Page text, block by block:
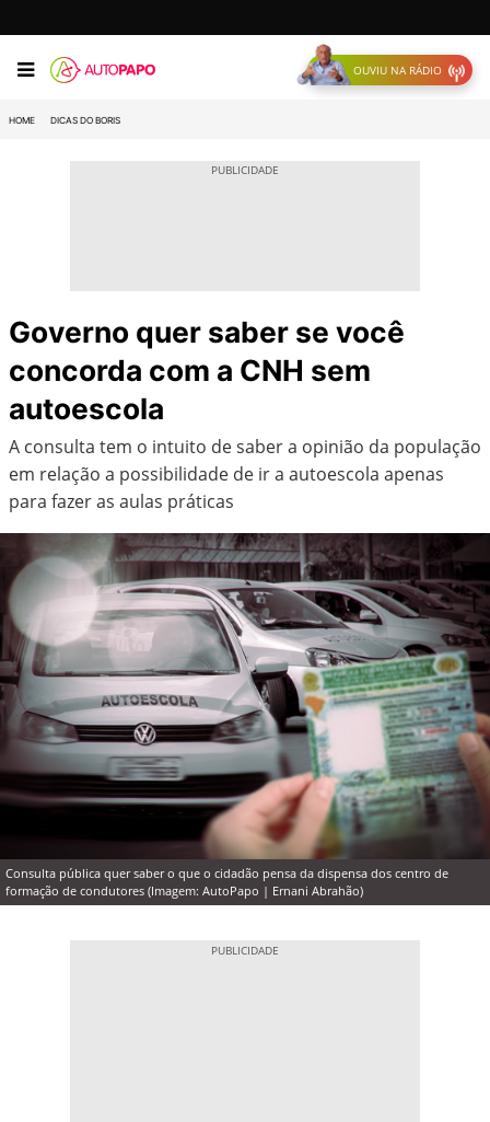
OUVIU NA RÁDIO
HOME DICAS DO BORIS
Governo quer saber se você
concorda com a CNH sem
autoescola
A consulta tem o intuito de saber a opinião da população
em relação a possibilidade de ir a autoescola apenas
para fazer as aulas práticas
Consulta pública quer saber o que o cidadão pensa da dispensa dos centro de
formação de condutores (Imagem: AutoPapo | Ernani Abrahão)